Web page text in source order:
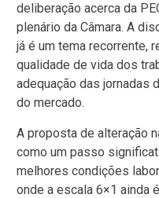
deliberação acerca da
plenário da Câmara. A
já é um tema recorrente,
qualidade de vida dos
adequação das jornadas
do mercado.
A proposta de alteração
como um passo
melhores condições
onde a escala 6×1 ainda